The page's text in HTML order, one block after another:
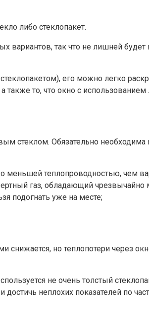
либо стеклопакет.
так что не лишней
его можно легко
то, что окно с
стеклом. Обязательно
меньшей теплопроводностью, чем
газ, обладающий
подогнать уже на месте;
но теплопотери через
не очень толстый
достичь неплохих показателей по